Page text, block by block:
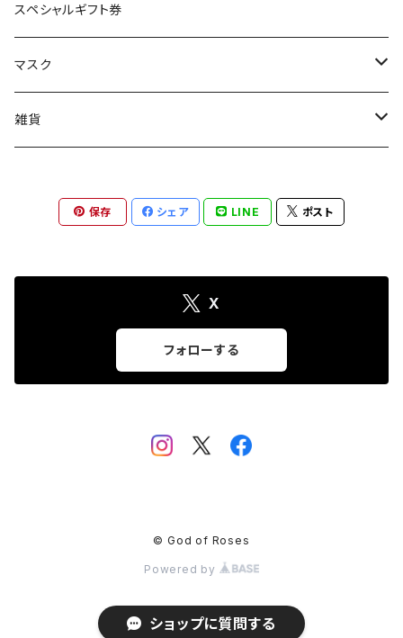
カットソー(半袖)
シャツ
ベスト
サルエルパンツ
ロングブーツ
スペシャルギフト券
マスク
コラボマスク
雑貨
保存 シェア LINE ポスト
X
フォローする
© God of Roses
Powered by
ショップに質問する